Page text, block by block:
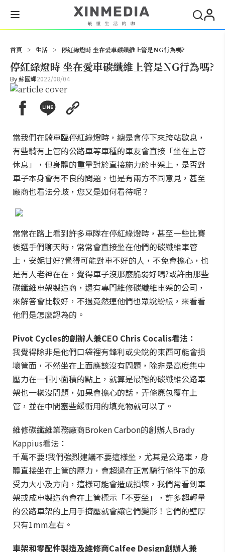
首頁 > 生活 > 停紅綠燈時 坐在愛車碳纖維上管是NG行為嗎?
停紅綠燈時 坐在愛車碳纖維上管是NG行為嗎?
By蘇國輝2022/08/04
當我們在騎車臨停紅綠燈時，總是會停下來跨站歇息，
有些騎有上管的公路車等車種的車友會直接「坐在上管
休息」，但身體的重量對於直接施力於車架上，是否對
車子本身會有不良的問題，也是有兩方不同意見，甚至
廠商也看法分歧，您又是如何看待呢？
常常在路上看到許多車隊在停紅綠燈時，甚至一些比賽
後選手們聊天時，常常會直接坐在他們的碳纖維車管
上，安妮甘好?覺得可能對車不好的人，不免會擔心，也
是有人老神在在，覺得車子沒那麼脆弱好嗎?或許由那些
碳纖維車架製造商，還有專門維修碳纖維車架的公司，
來解答會比較好，不過竟然連他們也眾說紛紜，來看看
他們是怎麼認為的。
Pivot Cycles的創辦人兼CEO Chris Cocalis看法：
我覺得除非是他們口袋裡有鋒利或尖銳的東西可能會損
壞管面，不然坐在上面應該沒有問題，除非是高度集中
壓力在一個小面積的點上，就算是最輕的碳纖維公路車
架也一樣沒問題，如果會擔心的話，弄條麂包覆在上
管，並在中間塞些緩衝用的填充物就可以了。
維修碳纖維業務廠商Broken Carbon的創辦人Brady
Kappius看法：
千萬不要!我們強烈建議不要這樣坐，尤其是公路車，身
體直接坐在上管的壓力，會超過在正常騎行條件下的承
受力大小及方向，這樣可能會造成損壞，我們常看到車
架或成車製造商會在上管標示「不要坐」，許多超輕量
的公路車架的上用手擠壓就會讓它們變形！它們的壁厚
只有1mm左右。
車架和零配件製造及維修商Calfee Design創辦人兼